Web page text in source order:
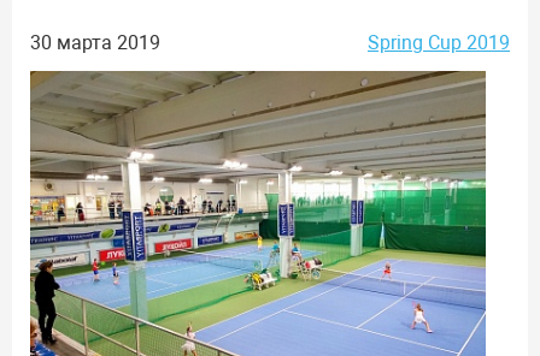
30 марта 2019 Spring Cup 2019